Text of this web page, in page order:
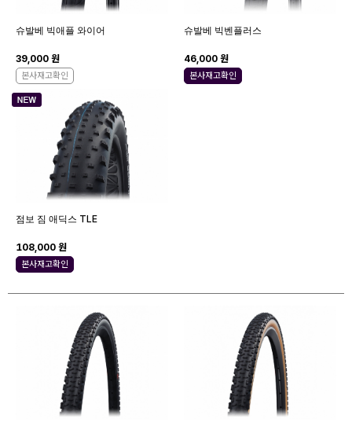
슈발베 빅애플 와이어
39,000 원
본사재고확인
슈발베 빅벤플러스
46,000 원
본사재고확인
점보 짐 애딕스 TLE
108,000 원
본사재고확인